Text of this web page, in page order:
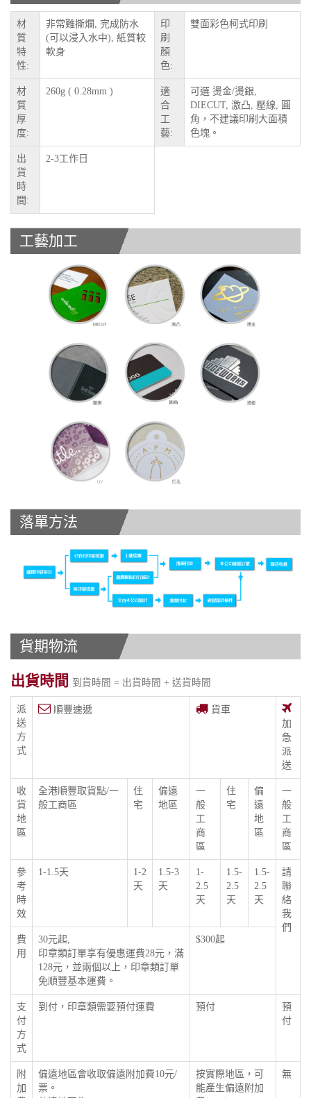
材
質
特
性:
非常難撕爛, 完成防水
(可以浸入水中), 紙質較
軟身
印
刷
顏
色:
雙面彩色柯式印刷
材
質
厚
度:
260g ( 0.28mm )
適
合
工
藝:
可選 燙金/燙銀,
DIECUT, 激凸, 壓線, 圓
角，不建議印刷大面積
色塊。
出
貨
時
間:
2-3工作日
工藝加工
落單方法
貨期物流
出貨時間 到貨時間 = 出貨時間 + 送貨時間
派
送
方
式
順豐速遞
貨車
加
急
派
送
收
貨
地
區
全港順豐取貨點/一
般工商區
住
宅
偏遠
地區
一
般
工
商
區
住
宅
偏
遠
地
區
一
般
工
商
區
參
考
時
效
1-1.5天
1-2
天
1.5-3
天
1-
2.5
天
1.5-
2.5
天
1.5-
2.5
天
請
聯
絡
我
們
費
用
30元起,
印章類訂單享有優惠運費28元，滿
128元，並兩個以上，印章類訂單
免順豐基本運費。
$300起
支
付
方
式
到付，印章類需要預付運費 預付
預
付
附
加
偏遠地區會收取偏遠附加費10元/
票。
按實際地區，可
能產生偏遠附加
無